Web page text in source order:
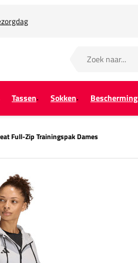
Tassen Sokken Bescherming
Full-Zip Trainingspak Dames